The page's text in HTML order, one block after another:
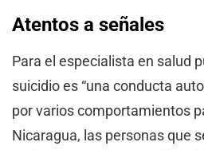
Atentos a señales
Para el especialista en salud
suicidio es “una conducta
por varios comportamientos
Nicaragua, las personas que